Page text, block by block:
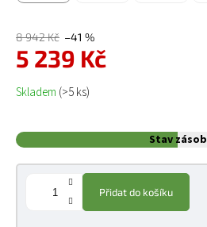
8 942 Kč –41 %
5 239 Kč
Měrná cena:
Skladem (>5 ks)
Stav zásob
Přidat do košíku